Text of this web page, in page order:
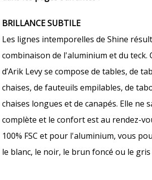
BRILLANCE SUBTILE
Les lignes intemporelles de Shine
combinaison de l'aluminium et du teck.
d’Arik Levy se compose de tables, de
chaises, de fauteuils empilables, de
chaises longues et de canapés. Elle ne
complète et le confort est au rendez-
100% FSC et pour l'aluminium, vous
le blanc, le noir, le brun foncé ou le